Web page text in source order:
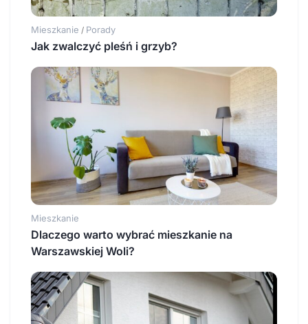
Mieszkanie / Porady
Jak zwalczyć pleśń i grzyb?
Mieszkanie
Dlaczego warto wybrać mieszkanie na
Warszawskiej Woli?